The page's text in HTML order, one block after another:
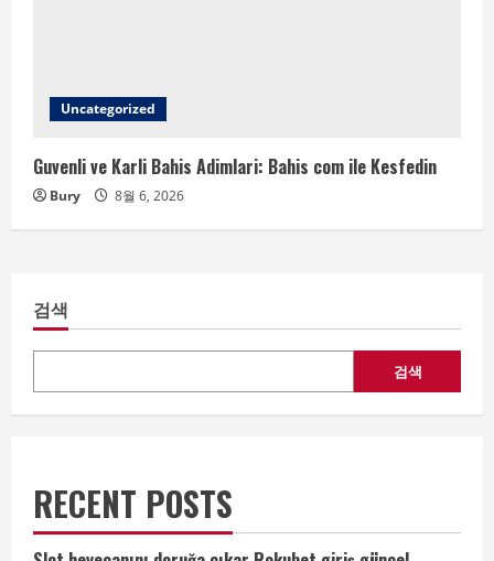
Uncategorized
Guvenli ve Karli Bahis Adimlari: Bahis com ile Kesfedin
Bury 8월 6, 2026
검색
검색
RECENT POSTS